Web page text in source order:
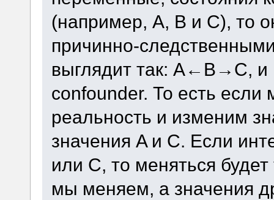
(например, A, B и C), то
причинно-
выглядит так: A←B→C, и
confounder. То есть
реальность и изменим
значения A и C. Если
или C, то меняться
мы меняем, а значения